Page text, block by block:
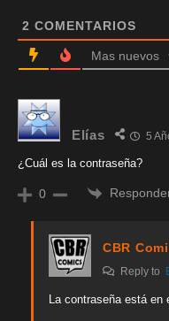
2 COMENTARIOS
Mas nuevos
Elías 5
¿Cuál es la contraseña?
0
CBR
Reply to
La contraseña está en